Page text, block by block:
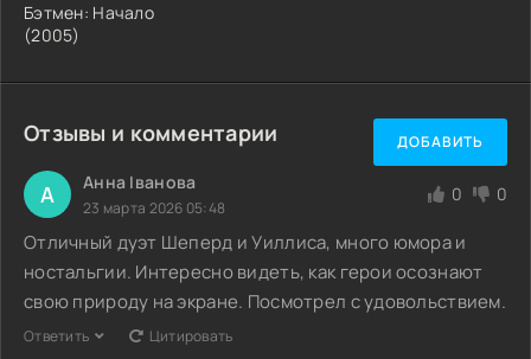
Бэтмен: Начало
(2005)
Отзывы и комментарии ДОБАВИТЬ
А Анна Іванова
23 марта 2026 05:48
0 0
Отличный дуэт Шеперд и Уиллиса, много юмора и
ностальгии. Интересно видеть, как герои осознают
свою природу на экране. Посмотрел с удовольствием.
Ответить Цитировать